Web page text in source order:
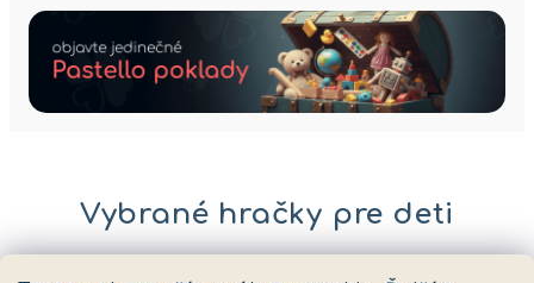
Vybrané hračky pre deti